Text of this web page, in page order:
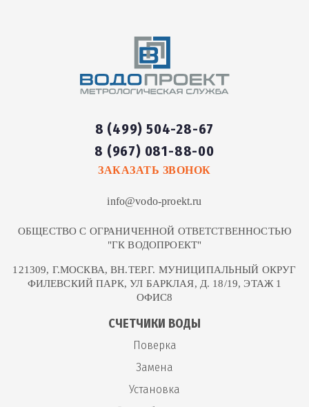
8 (499) 504-28-67
8 (967) 081-88-00
ЗАКАЗАТЬ ЗВОНОК
info@vodo-proekt.ru
ОБЩЕСТВО С ОГРАНИЧЕННОЙ ОТВЕТСТВЕННОСТЬЮ
"ГК ВОДОПРОЕКТ"
121309, Г.МОСКВА, ВН.ТЕР.Г. МУНИЦИПАЛЬНЫЙ ОКРУГ
ФИЛЕВСКИЙ ПАРК, УЛ БАРКЛАЯ, Д. 18/19, ЭТАЖ 1
ОФИС8
СЧЕТЧИКИ ВОДЫ
Поверка
Замена
Установка